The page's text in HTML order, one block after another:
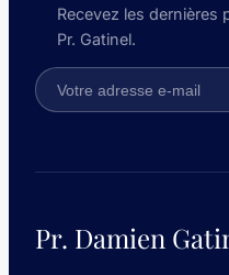
Recevez les dernières
Pr. Gatinel.
Pr. Damien